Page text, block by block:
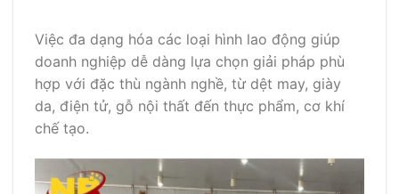
Việc đa dạng hóa các loại hình lao động giúp
doanh nghiệp dễ dàng lựa chọn giải pháp phù
hợp với đặc thù ngành nghề, từ dệt may, giày
da, điện tử, gỗ nội thất đến thực phẩm, cơ khí
chế tạo.